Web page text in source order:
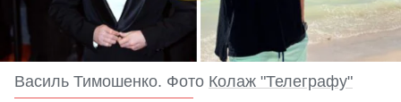
Василь Тимошенко. Фото Колаж "Телеграфу"